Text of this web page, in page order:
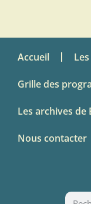
Accueil
Grille des
Les archives de
Nous contacter